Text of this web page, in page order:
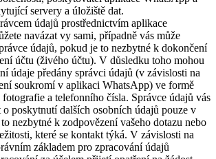
servery a úložiště dat.
údajů prostřednictvím aplikace
navázat vy sami, případně vás může
údajů, pokud je to nezbytné k dokončení
účtu (živého účtu). V důsledku toho mohou
údaje předány správci údajů (v závislosti na
soukromí v aplikaci WhatsApp) ve formě
a telefonního čísla. Správce údajů vás
o poskytnutí dalších osobních údajů pouze v
nezbytné k zodpovězení vašeho dotazu nebo
které se kontakt týká. V závislosti na
základem pro zpracování údajů